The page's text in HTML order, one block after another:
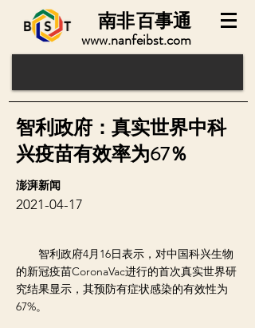
www.nanfeibst.com
百事通
南非
智利政府4月16日表示，对中国科兴生物
的新冠疫苗CoronaVac进行的首次真实世界研
究结果显示，其预防有症状感染的有效性为
67%。
澎湃新闻
2021-04-17
智利政府：真实世界中科
兴疫苗有效率为67％